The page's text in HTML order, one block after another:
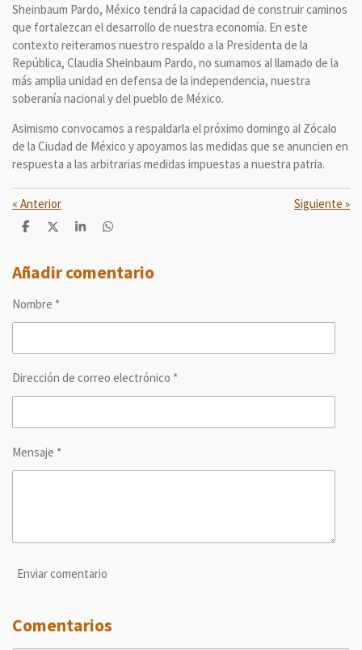
Sheinbaum Pardo, México tendrá la capacidad de construir caminos
que fortalezcan el desarrollo de nuestra economía. En este
contexto reiteramos nuestro respaldo a la Presidenta de la
República, Claudia Sheinbaum Pardo, no sumamos al llamado de la
más amplia unidad en defensa de la independencia, nuestra
soberanía nacional y del pueblo de México.
Asimismo convocamos a respaldarla el próximo domingo al Zócalo
de la Ciudad de México y apoyamos las medidas que se anuncien en
respuesta a las arbitrarias medidas impuestas a nuestra patria.
« Anterior Siguiente »
C
p
a
t
C
p
a
C
p
a
C
p
a
Añadir comentario
Nombre *
Dirección de correo electrónico *
Mensaje *
Enviar comentario
Comentarios